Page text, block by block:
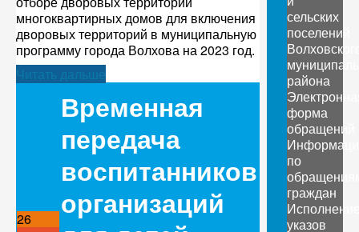
многоквартирных домов для включения
дворовых территорий в муниципальную
программу города Волхова на 2023 год.
Читать дальше
26
Временная
передача
воспитанников
организаций
сельских
поселений
района
форма
обращений
по
граждан
указов